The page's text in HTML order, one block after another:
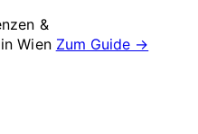
&
inWien Zum Guide →